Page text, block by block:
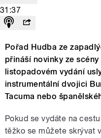
31:37
Pořad Hudba ze
přináší novinky ze
listopadovém vydání
instrumentální dvojici
Tacuma nebo
Pokud se vydáte na
těžko se můžete skrývat